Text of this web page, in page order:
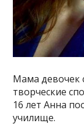
Мама девочек
творческие
16 лет Анна
училище.